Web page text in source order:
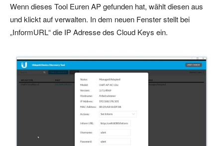
Wenn dieses Tool Euren AP gefunden hat, wählt diesen aus
und klickt auf verwalten. In dem neuen Fenster stellt bei
„InformURL“ die IP Adresse des Cloud Keys ein.